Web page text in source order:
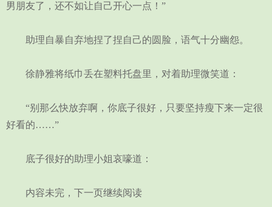
男朋友了，还不如让自己开心一点！”
助理自暴自弃地捏了捏自己的圆脸，语气十分幽怨。
徐静雅将纸巾丢在塑料托盘里，对着助理微笑道：
“别那么快放弃啊，你底子很好，只要坚持瘦下来一定很
好看的……”
底子很好的助理小姐哀嚎道：
内容未完，下一页继续阅读